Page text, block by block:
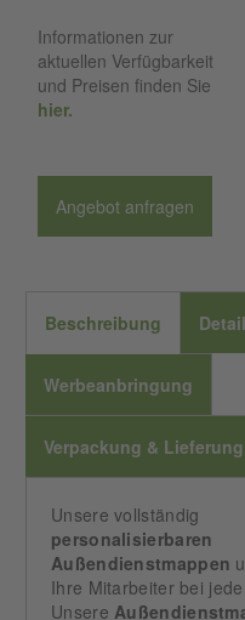
Informationen zur
aktuellen Verfügbarkeit
und Preisen finden Sie
hier.
Angebot anfragen
Beschreibung
Werbeanbringung
Verpackung & Lieferung
Unsere vollständig
personalisierbaren
Außendienstmappen
Ihre Mitarbeiter bei
Unsere